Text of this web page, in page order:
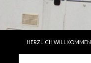
HERZLICH WILLKOMMEN